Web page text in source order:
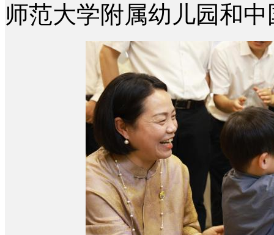
师范大学附属幼儿园和